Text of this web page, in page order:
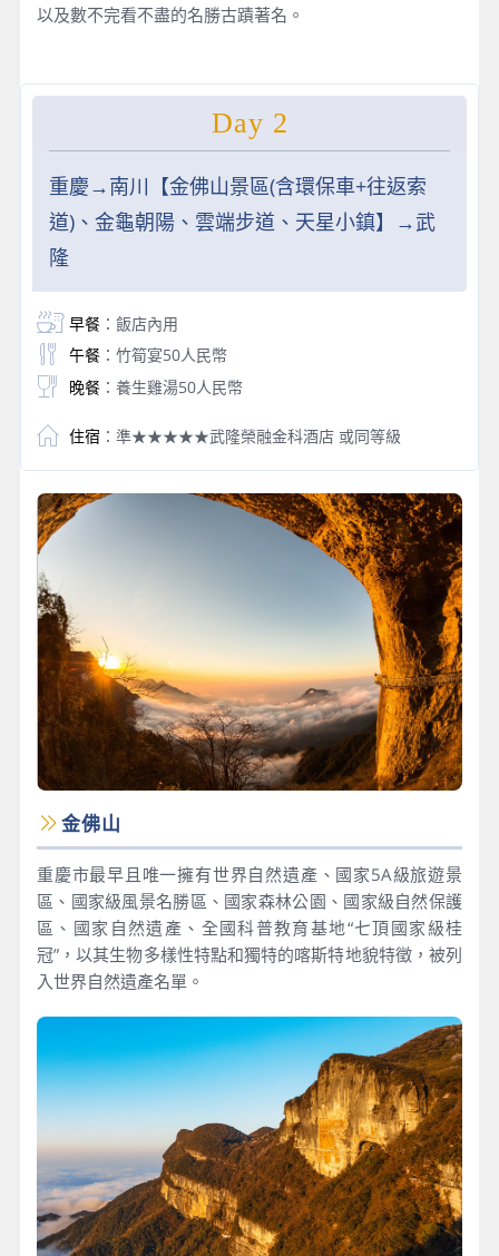
以及數不完看不盡的名勝古蹟著名。
Day 2
重慶→南川【金佛山景區(含環保車+往返索
道)、金龜朝陽、雲端步道、天星小鎮】→武
隆
早餐：飯店內用
午餐：竹筍宴50人民幣
晚餐：養生雞湯50人民幣
住宿 ：準★★★★★武隆榮融金科酒店 或同等級
金佛山
重慶市最早且唯一擁有世界自然遺產、國家5A級旅遊景
區、國家級風景名勝區、國家森林公園、國家級自然保護
區、國家自然遺產、全國科普教育基地“七頂國家級桂
冠”，以其生物多樣性特點和獨特的喀斯特地貌特徵，被列
入世界自然遺產名單。